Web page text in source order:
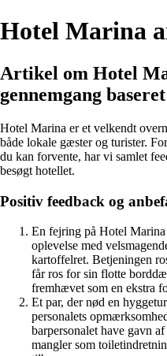
Hotel Marina
Artikel om Hotel
gennemgang
Hotel Marina er et velkendt
både lokale gæster og turister.
du kan forvente, har vi samlet
besøgt hotellet.
Positiv feedback og
En fejring på Hotel
oplevelse med
kartoffelret. Betjeningen
får ros for sin flotte
fremhævet som en ekstra
Et par, der nød en
personalets
barpersonalet have gavn
mangler som